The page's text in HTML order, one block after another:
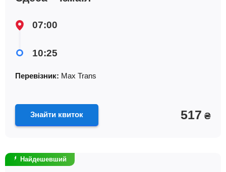
07:00
10:25
Перевізник: Max Trans
Знайти квиток 517 ₴
Найдешевший